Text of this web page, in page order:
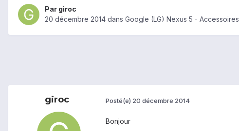
Par giroc
20 décembre 2014 dans Google (LG) Nexus 5 - Accessoires
giroc Posté(e) 20 décembre 2014
Bonjour